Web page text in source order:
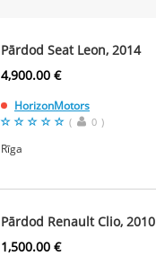
Pārdod Seat Leon, 2014
4,900.00 €
HorizonMotors
( 0 )
Rīga
Pārdod Renault Clio, 2010
1,500.00 €